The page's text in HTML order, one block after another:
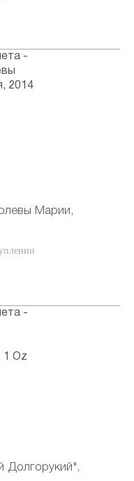
Марии,
Долгорукий",